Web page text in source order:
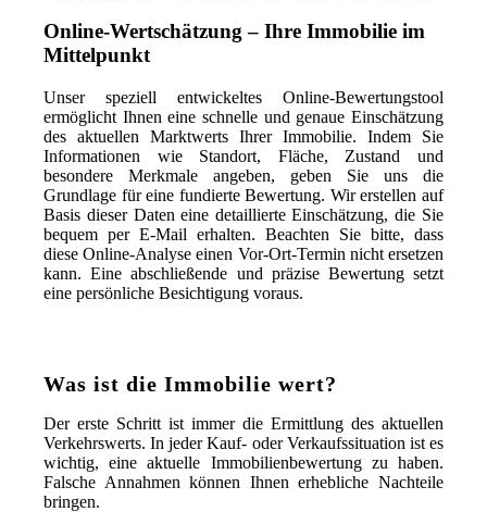
Online-Wertschätzung – Ihre Immobilie im
Mittelpunkt
Unser speziell entwickeltes Online-Bewertungstool
ermöglicht Ihnen eine schnelle und genaue Einschätzung
des aktuellen Marktwerts Ihrer Immobilie. Indem Sie
Informationen wie Standort, Fläche, Zustand und
besondere Merkmale angeben, geben Sie uns die
Grundlage für eine fundierte Bewertung. Wir erstellen auf
Basis dieser Daten eine detaillierte Einschätzung, die Sie
bequem per E-Mail erhalten. Beachten Sie bitte, dass
diese Online-Analyse einen Vor-Ort-Termin nicht ersetzen
kann. Eine abschließende und präzise Bewertung setzt
eine persönliche Besichtigung voraus.
Was ist die Immobilie wert?
Der erste Schritt ist immer die Ermittlung des aktuellen
Verkehrswerts. In jeder Kauf- oder Verkaufssituation ist es
wichtig, eine aktuelle Immobilienbewertung zu haben.
Falsche Annahmen können Ihnen erhebliche Nachteile
bringen.